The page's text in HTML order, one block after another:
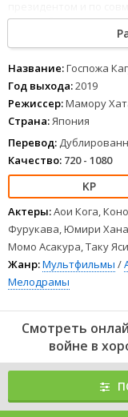
Хотя ребята не
их отличной парой.
герои осознают
из них не хочет
они готовы
чтобы получить
1234 5 67 8
Название:Госпожа
Год выхода:2019
Режиссер:Мамору
Страна:Япония
Перевод:
Качество: 720 - 1080
Актеры:Аои Кога,
Фурукава, Юмири
Момо Асакура, Таку
Жанр:Мультфильмы /
Мелодрамы
Смотреть
войне в